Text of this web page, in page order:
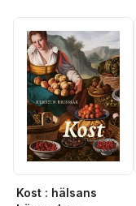
Kost : hälsans